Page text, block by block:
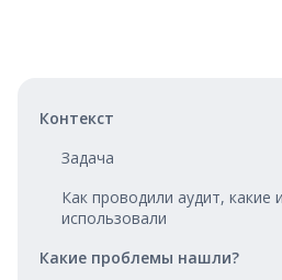
Контекст
Задача
Как проводили аудит, какие
использовали
Какие проблемы нашли?